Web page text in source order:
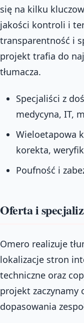
się na kilku
jakości kontroli i
transparentność i
projekt trafia do
tłumacza.
Specjaliści z
medycyna, IT,
Wieloetapowa
korekta,
Poufność i
Oferta i
Omero realizuje
lokalizacje stron
techniczne oraz
projekt zaczynamy
dopasowania